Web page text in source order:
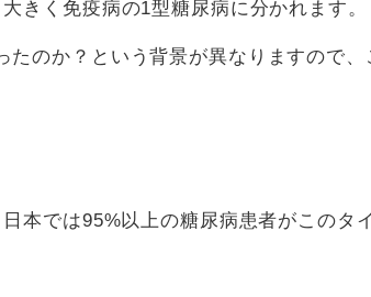
きく免疫病の1型糖尿病に分かれます。
たのか？という背景が異なりますので
本では95%以上の糖尿病患者がこのタ